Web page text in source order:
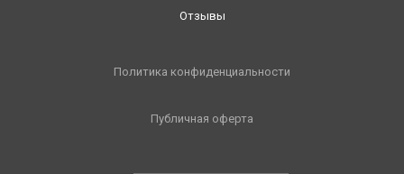
Отзывы
Политика конфиденциальности
Публичная оферта